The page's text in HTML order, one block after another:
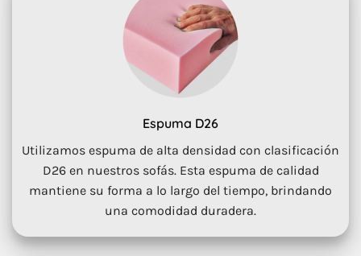
Espuma D26
Utilizamos espuma de alta densidad con clasificación
D26 en nuestros sofás. Esta espuma de calidad
mantiene su forma a lo largo del tiempo, brindando
una comodidad duradera.